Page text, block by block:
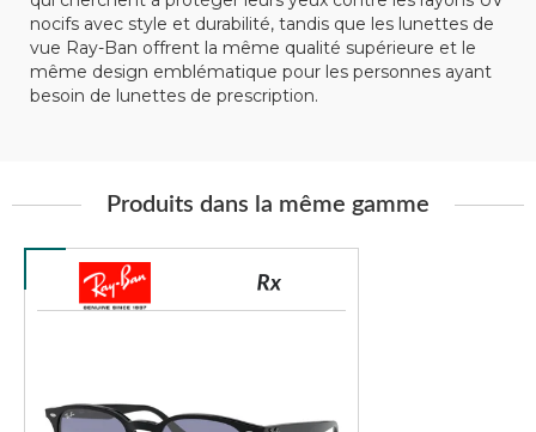
nocifs avec style et durabilité, tandis que les lunettes de
vue Ray-Ban offrent la même qualité supérieure et le
même design emblématique pour les personnes ayant
besoin de lunettes de prescription.
Produits dans la même gamme